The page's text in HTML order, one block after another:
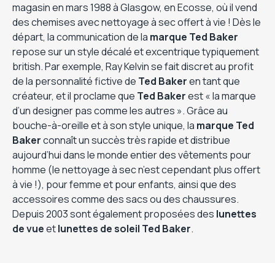
magasin en mars 1988 à Glasgow, en Ecosse, où il vend
des chemises avec nettoyage à sec offert à vie ! Dès le
départ, la communication de la marque Ted Baker
repose sur un style décalé et excentrique typiquement
british. Par exemple, Ray Kelvin se fait discret au profit
de la personnalité fictive de Ted Bakeren tant que
créateur, et il proclame que Ted Bakerest « la marque
d’un designer pas comme les autres ». Grâce au
bouche-à-oreille et à son style unique, la marque Ted
Bakerconnaît un succès très rapide et distribue
aujourd’hui dans le monde entier des vêtements pour
homme (le nettoyage à sec n’est cependant plus offert
à vie !), pour femme et pour enfants, ainsi que des
accessoires comme des sacs ou des chaussures.
Depuis 2003 sont également proposées des lunettes
de vueetlunettes de soleil Ted Baker.